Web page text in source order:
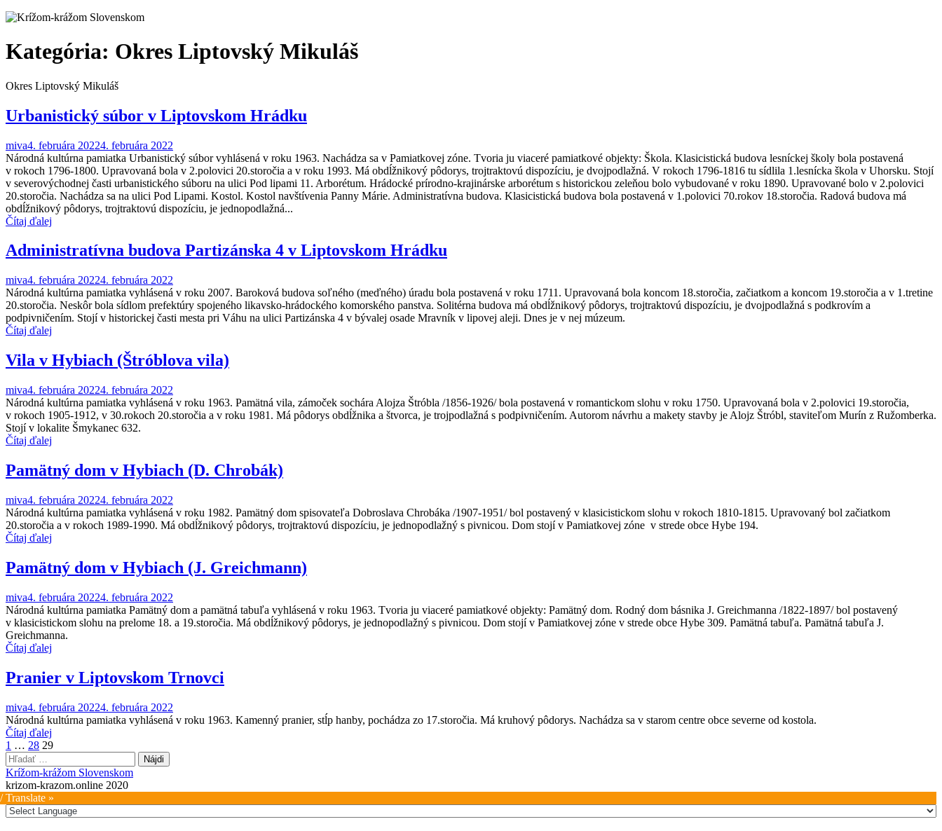
Kategória: Okres Liptovský Mikuláš
Okres Liptovský Mikuláš
Urbanistický súbor v Liptovskom Hrádku
miva4. februára 20224. februára 2022
Národná kultúrna pamiatka Urbanistický súbor vyhlásená v roku 1963. Nachádza sa v Pamiatkovej zóne. Tvoria ju viaceré pamiatkové objekty: Škola. Klasicistická budova lesníckej školy bola postavená
v rokoch 1796-1800. Upravovaná bola v 2.polovici 20.storočia a v roku 1993. Má obdĺžnikový pôdorys, trojtraktovú dispozíciu, je dvojpodlažná. V rokoch 1796-1816 tu sídlila 1.lesnícka škola v Uhorsku. Stojí
v severovýchodnej časti urbanistického súboru na ulici Pod lipami 11. Arborétum. Hrádocké prírodno-krajinárske arborétum s historickou zeleňou bolo vybudované v roku 1890. Upravované bolo v 2.polovici
20.storočia. Nachádza sa na ulici Pod Lipami. Kostol. Kostol navštívenia Panny Márie. Administratívna budova. Klasicistická budova bola postavená v 1.polovici 70.rokov 18.storočia. Radová budova má
obdĺžnikový pôdorys, trojtraktovú dispozíciu, je jednopodlažná...
Čítaj ďalej
Administratívna budova Partizánska 4 v Liptovskom Hrádku
miva4. februára 20224. februára 2022
Národná kultúrna pamiatka vyhlásená v roku 2007. Baroková budova soľného (meďného) úradu bola postavená v roku 1711. Upravovaná bola koncom 18.storočia, začiatkom a koncom 19.storočia a v 1.tretine
20.storočia. Neskôr bola sídlom prefektúry spojeného likavsko-hrádockého komorského panstva. Solitérna budova má obdĺžnikový pôdorys, trojtraktovú dispozíciu, je dvojpodlažná s podkrovím a
podpivničením. Stojí v historickej časti mesta pri Váhu na ulici Partizánska 4 v bývalej osade Mravník v lipovej aleji. Dnes je v nej múzeum.
Čítaj ďalej
Vila v Hybiach (Štróblova vila)
miva4. februára 20224. februára 2022
Národná kultúrna pamiatka vyhlásená v roku 1963. Pamätná vila, zámoček sochára Alojza Štróbla /1856-1926/ bola postavená v romantickom slohu v roku 1750. Upravovaná bola v 2.polovici 19.storočia,
v rokoch 1905-1912, v 30.rokoch 20.storočia a v roku 1981. Má pôdorys obdĺžnika a štvorca, je trojpodlažná s podpivničením. Autorom návrhu a makety stavby je Alojz Štróbl, staviteľom Murín z Ružomberka.
Stojí v lokalite Šmykanec 632.
Čítaj ďalej
Pamätný dom v Hybiach (D. Chrobák)
miva4. februára 20224. februára 2022
Národná kultúrna pamiatka vyhlásená v roku 1982. Pamätný dom spisovateľa Dobroslava Chrobáka /1907-1951/ bol postavený v klasicistickom slohu v rokoch 1810-1815. Upravovaný bol začiatkom
20.storočia a v rokoch 1989-1990. Má obdĺžnikový pôdorys, trojtraktovú dispozíciu, je jednopodlažný s pivnicou. Dom stojí v Pamiatkovej zóne v strede obce Hybe 194.
Čítaj ďalej
Pamätný dom v Hybiach (J. Greichmann)
miva4. februára 20224. februára 2022
Národná kultúrna pamiatka Pamätný dom a pamätná tabuľa vyhlásená v roku 1963. Tvoria ju viaceré pamiatkové objekty: Pamätný dom. Rodný dom básnika J. Greichmanna /1822-1897/ bol postavený
v klasicistickom slohu na prelome 18. a 19.storočia. Má obdĺžnikový pôdorys, je jednopodlažný s pivnicou. Dom stojí v Pamiatkovej zóne v strede obce Hybe 309. Pamätná tabuľa. Pamätná tabuľa J.
Greichmanna.
Čítaj ďalej
Pranier v Liptovskom Trnovci
miva4. februára 20224. februára 2022
Národná kultúrna pamiatka vyhlásená v roku 1963. Kamenný pranier, stĺp hanby, pochádza zo 17.storočia. Má kruhový pôdorys. Nachádza sa v starom centre obce severne od kostola.
Čítaj ďalej
Stránkovanie
príspevkov
1 … 28 29
Hľadať:
Krížom-krážom Slovenskom
krizom-krazom.online 2020
Translate »